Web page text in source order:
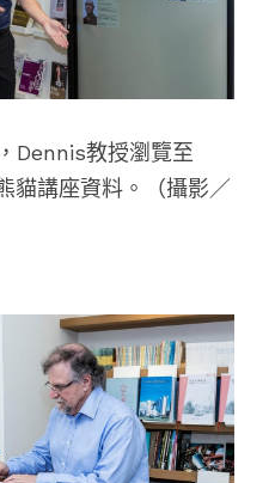
Dennis教授瀏覽至
貓講座資料。（攝影／